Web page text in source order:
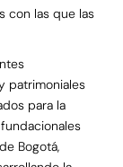
con las que las
patrimoniales
para la
Bogotá,